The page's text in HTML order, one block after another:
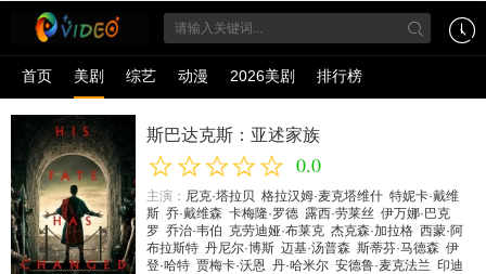
首页 美剧 综艺 动漫 2026美剧 排行榜
斯巴达克斯：亚述家族
0.0
主演： 尼克·塔拉贝 格拉汉姆·麦克塔维什 特妮卡·戴维
斯 乔·戴维森 卡梅隆·罗德 露西·劳莱丝 伊万娜·巴克
罗 乔治·韦伯 克劳迪娅·布莱克 杰克森·加拉格 西蒙·阿
布拉斯特 丹尼尔·博斯 迈基·汤普森 斯蒂芬·马德森 伊
登·哈特 贾梅卡·沃恩 丹·哈米尔 安德鲁·麦克法兰 印迪